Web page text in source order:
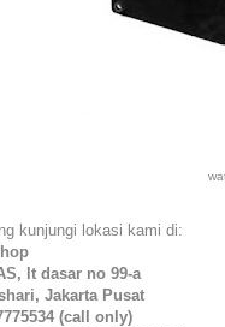
kunjungi lokasi kami di:
lt dasar no 99-a
Jakarta Pusat
(call only)